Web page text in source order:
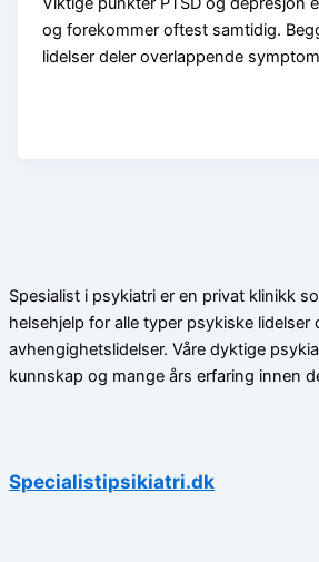
og forekommer oftest samtidig.
lidelser deler overlappende
Spesialist i psykiatri er en privat klinikk
helsehjelp for alle typer psykiske lidelser
avhengighetslidelser. Våre dyktige
kunnskap og mange års erfaring innen
Specialistipsikiatri.dk